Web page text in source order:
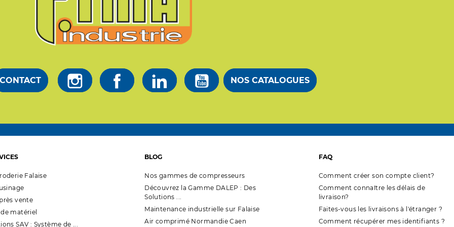
CONTACT NOS CATALOGUES
Falaise
vente
matériel
SAV : Système de ...
BLOG
Nos gammes de compresseurs
Découvrez la Gamme DALEP : Des
Solutions ...
Maintenance industrielle sur Falaise
Air comprimé Normandie Caen
FAQ
Comment créer son compte client?
Comment connaître les délais de
livraison?
Faites-vous les livraisons à l'étranger ?
Comment récupérer mes identifiants ?